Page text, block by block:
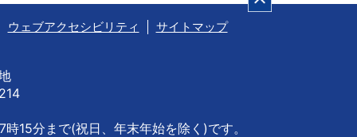
ウェブアクセシビリティ サイトマップ
時15分まで(祝日、年末年始を除く)です。